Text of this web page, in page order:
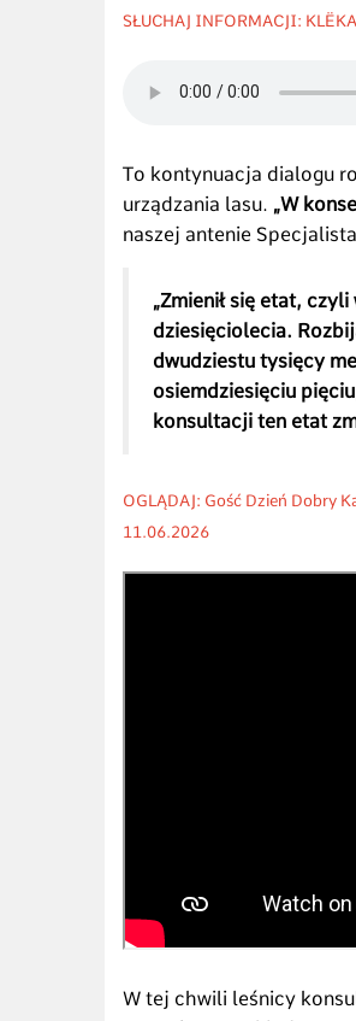
SŁUCHAJ INFORMACJI:
To kontynuacja dialogu
urządzania lasu. „W
naszej antenie
„Zmienił się etat,
dziesięciolecia.
dwudziestu tysięcy
osiemdziesięciu
konsultacji ten etat
OGLĄDAJ: Gość Dzień Dobry
11 .06.2026
W tej chwili leśnicy